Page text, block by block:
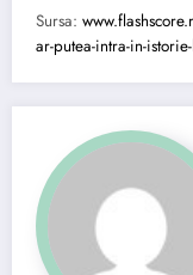
Sursa:
ar-putea-intra-in-